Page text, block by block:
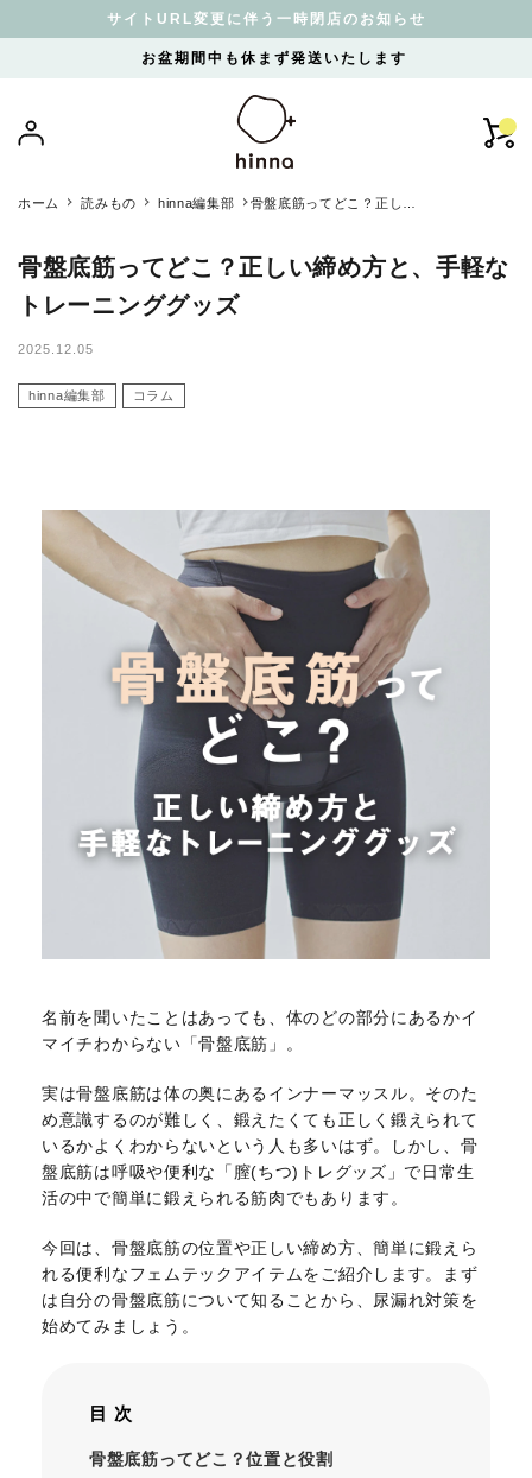
サイトURL変更に伴う一時閉店のお知らせ
お盆期間中も休まず発送いたします
ホーム 読みもの hinna編集部
骨盤底筋ってどこ？正しい
骨盤底筋ってどこ？正しい締め方と、手軽な
トレーニンググッズ
2025.12.05
hinna編集部 コラム
名前を聞いたことはあっても、体のどの部分にあるかイ
マイチわからない「骨盤底筋」。
実は骨盤底筋は体の奥にあるインナーマッスル。そのた
め意識するのが難しく、鍛えたくても正しく鍛えられて
いるかよくわからないという人も多いはず。しかし、骨
盤底筋は呼吸や便利な「膣(ちつ)トレグッズ」で日常生
活の中で簡単に鍛えられる筋肉でもあります。
今回は、骨盤底筋の位置や正しい締め方、簡単に鍛えら
れる便利なフェムテックアイテムをご紹介します。まず
は自分の骨盤底筋について知ることから、尿漏れ対策を
始めてみましょう。
目 次
骨盤底筋ってどこ？位置と役割